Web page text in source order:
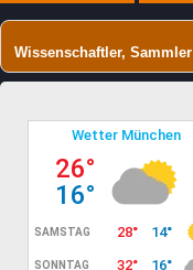
Wissenschaftler, Sammler